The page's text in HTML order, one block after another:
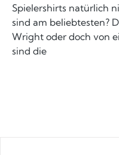
Spielershirts natürlich
sind am beliebtesten?
Wright oder doch von
sind die